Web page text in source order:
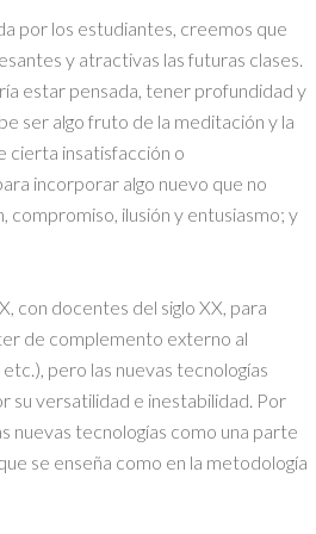
por los estudiantes, creemos que
y atractivas las futuras clases.
estar pensada, tener profundidad y
ser algo fruto de la meditación y la
cierta insatisfacción o
incorporar algo nuevo que no
compromiso, ilusión y entusiasmo; y
con docentes del siglo XX, para
de complemento externo al
pero las nuevas tecnologías
su versatilidad e inestabilidad. Por
nuevas tecnologías como una parte
se enseña como en la metodología